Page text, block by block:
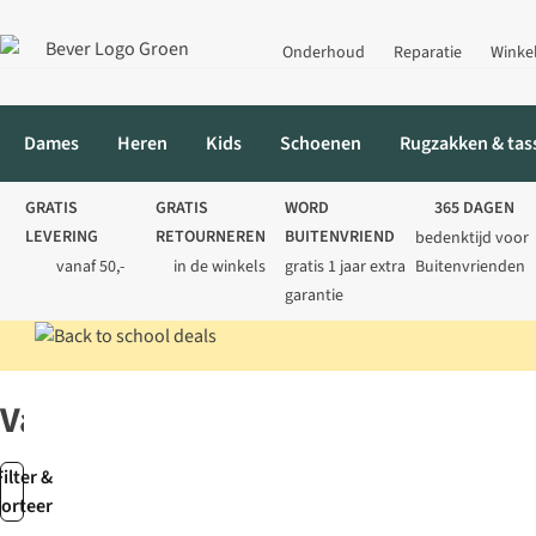
Onderhoud Reparatie
Dames Heren Kids Schoenen Rugzakken &
GRATIS
LEVERING
vanaf 50,-
GRATIS
RETOURNEREN
in de winkels
WORD
BUITENVRIEND
gratis 1 jaar extra
garantie
365 DAGEN
bedenktijd voor
Buitenvrienden
&
Vango